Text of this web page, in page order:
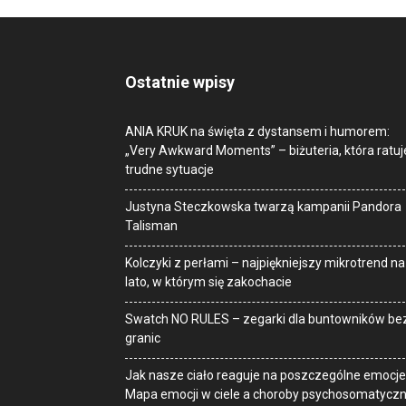
Ostatnie wpisy
ANIA KRUK na święta z dystansem i humorem:
„Very Awkward Moments” – biżuteria, która
trudne sytuacje
Justyna Steczkowska twarzą kampanii Pandora
Talisman
Kolczyki z perłami – najpiękniejszy mikrotrend na
lato, w którym się zakochacie
Swatch NO RULES – zegarki dla buntowników
granic
Jak nasze ciało reaguje na poszczególne emocje.
Mapa emocji w ciele a choroby